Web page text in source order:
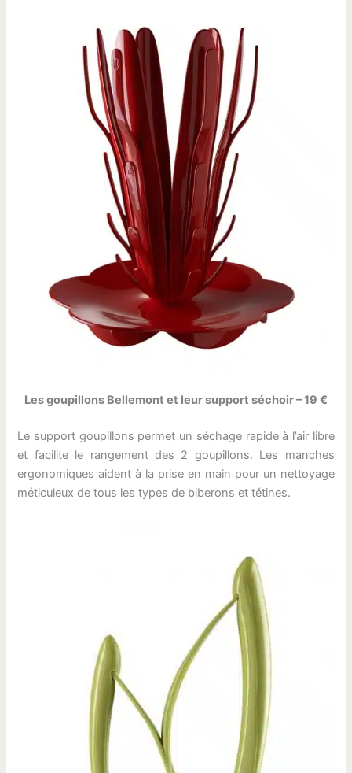
Les goupillons Bellemont et leur support séchoir – 19 €
Le support goupillons permet un séchage rapide à l’air libre
et facilite le rangement des 2 goupillons. Les manches
ergonomiques aident à la prise en main pour un nettoyage
méticuleux de tous les types de biberons et tétines.